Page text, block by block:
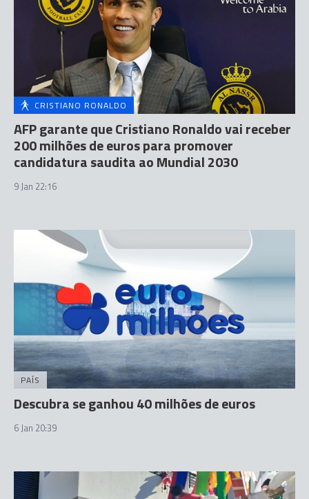
CRISTIANO RONALDO
AFP garante que Cristiano Ronaldo vai receber
200 milhões de euros para promover
candidatura saudita ao Mundial 2030
9 Jan 22:16
PAÍS
Descubra se ganhou 40 milhões de euros
6 Jan 20:39